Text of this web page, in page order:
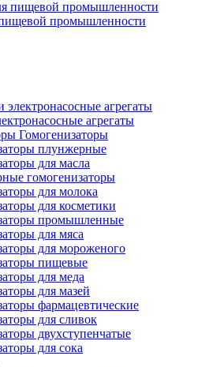
промышленности
агрегаты
Гомогенизаторы
плунжерные
для масла
гомогенизаторы
для молока
для косметики
промышленные
для мяса
для мороженого
пищевые
для меда
для мазей
фармацевтические
для сливок
двухступенчатые
для сока